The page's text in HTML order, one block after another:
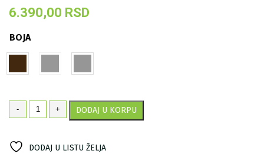
6.390,00 RSD
BOJA
-
Saksija
Tango
+ DODAJ U KORPU
DODAJ U LISTU ŽELJA